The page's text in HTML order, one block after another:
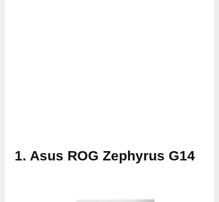
1. Asus ROG Zephyrus G14